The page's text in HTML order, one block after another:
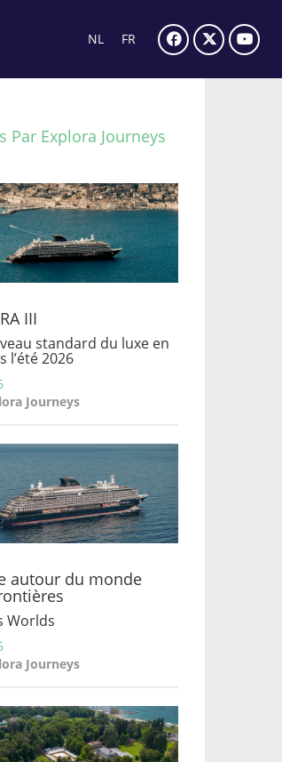
NL FR
Par Explora Journeys
III
standard du luxe en
l’été 2026
Journeys
autour du monde
Worlds
Journeys